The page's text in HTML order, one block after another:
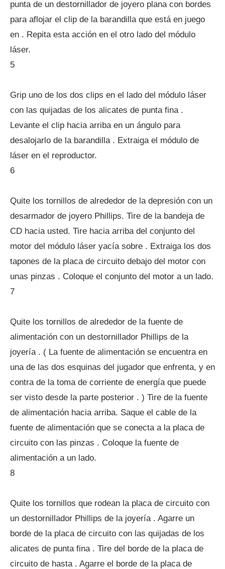
punta de un destornillador de joyero plana con bordes
para aflojar el clip de la barandilla que está en juego
en . Repita esta acción en el otro lado del módulo
láser.
5
Grip uno de los dos clips en el lado del módulo láser
con las quijadas de los alicates de punta fina .
Levante el clip hacia arriba en un ángulo para
desalojarlo de la barandilla . Extraiga el módulo de
láser en el reproductor.
6
Quite los tornillos de alrededor de la depresión con un
desarmador de joyero Phillips. Tire de la bandeja de
CD hacia usted. Tire hacia arriba del conjunto del
motor del módulo láser yacía sobre . Extraiga los dos
tapones de la placa de circuito debajo del motor con
unas pinzas . Coloque el conjunto del motor a un lado.
7
Quite los tornillos de alrededor de la fuente de
alimentación con un destornillador Phillips de la
joyería . ( La fuente de alimentación se encuentra en
una de las dos esquinas del jugador que enfrenta, y en
contra de la toma de corriente de energía que puede
ser visto desde la parte posterior . ) Tire de la fuente
de alimentación hacia arriba. Saque el cable de la
fuente de alimentación que se conecta a la placa de
circuito con las pinzas . Coloque la fuente de
alimentación a un lado.
8
Quite los tornillos que rodean la placa de circuito con
un destornillador Phillips de la joyería . Agarre un
borde de la placa de circuito con las quijadas de los
alicates de punta fina . Tire del borde de la placa de
circuito de hasta . Agarre el borde de la placa de